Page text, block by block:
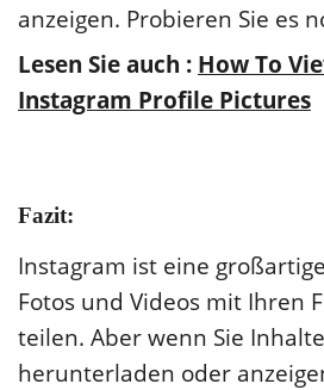
anzeigen. Probieren Sie es
Lesen Sie auch : How To
Instagram Profile Pictures
Fazit:
Instagram ist eine
Fotos und Videos mit Ihren
teilen. Aber wenn Sie
herunterladen oder